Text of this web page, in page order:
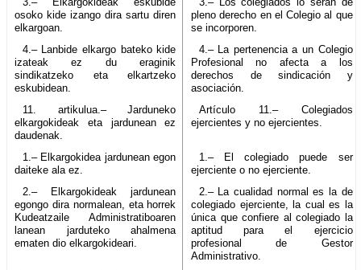
osoko kide izango dira sartu diren
elkargoan.
pleno derecho en el Colegio al que
se incorporen.
4.– Lanbide elkargo bateko kide
izateak ez du eraginik
sindikatzeko eta elkartzeko
eskubidean.
4.– La pertenencia a un Colegio
Profesional no afecta a los
derechos de sindicación y
asociación.
11. artikulua.– Jarduneko
elkargokideak eta jardunean ez
daudenak.
Artículo 11.– Colegiados
ejercientes y no ejercientes.
1.– Elkargokidea jardunean egon
daiteke ala ez.
1.– El colegiado puede ser
ejerciente o no ejerciente.
2.– Elkargokideak jardunean
egongo dira normalean, eta horrek
Kudeatzaile Administratiboaren
lanean jarduteko ahalmena
ematen dio elkargokideari.
2.– La cualidad normal es la de
colegiado ejerciente, la cual es la
única que confiere al colegiado la
aptitud para el ejercicio
profesional de Gestor
Administrativo.